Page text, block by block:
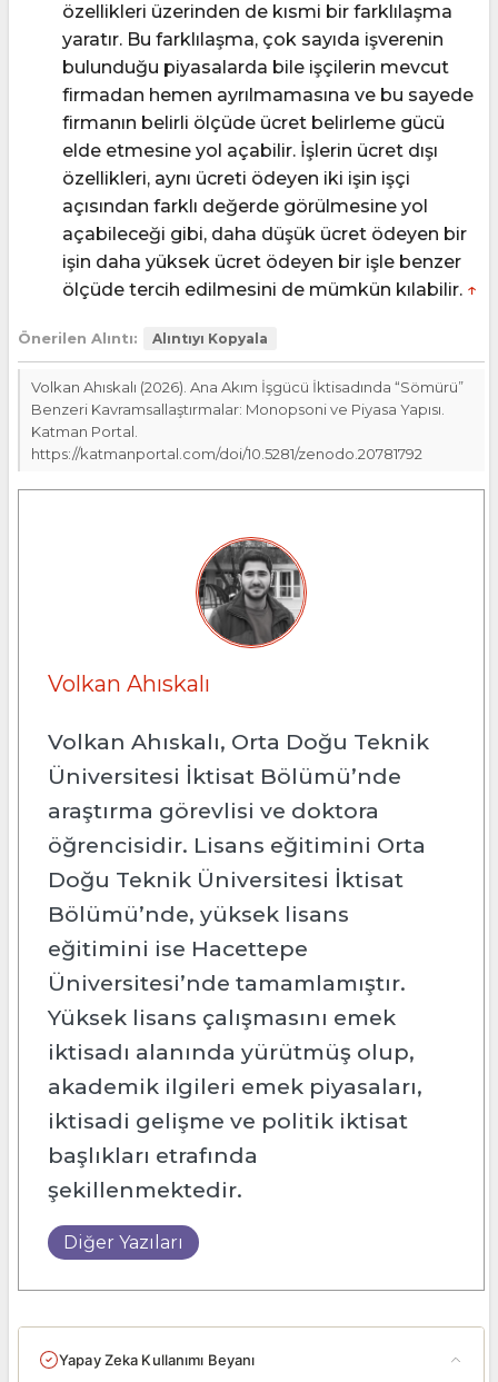
özellikleri üzerinden de kısmi bir farklılaşma
yaratır. Bu farklılaşma, çok sayıda işverenin
bulunduğu piyasalarda bile işçilerin mevcut
firmadan hemen ayrılmamasına ve bu sayede
firmanın belirli ölçüde ücret belirleme gücü
elde etmesine yol açabilir. İşlerin ücret dışı
özellikleri, aynı ücreti ödeyen iki işin işçi
açısından farklı değerde görülmesine yol
açabileceği gibi, daha düşük ücret ödeyen bir
işin daha yüksek ücret ödeyen bir işle benzer
ölçüde tercih edilmesini de mümkün kılabilir. ↑
Önerilen Alıntı: Alıntıyı Kopyala
Volkan Ahıskalı (2026). Ana Akım İşgücü İktisadında “Sömürü”
Benzeri Kavramsallaştırmalar: Monopsoni ve Piyasa Yapısı.
Katman Portal.
https://katmanportal.com/doi/10.5281/zenodo.20781792
Volkan Ahıskalı
Volkan Ahıskalı, Orta Doğu Teknik
Üniversitesi İktisat Bölümü’nde
araştırma görevlisi ve doktora
öğrencisidir. Lisans eğitimini Orta
Doğu Teknik Üniversitesi İktisat
Bölümü’nde, yüksek lisans
eğitimini ise Hacettepe
Üniversitesi’nde tamamlamıştır.
Yüksek lisans çalışmasını emek
iktisadı alanında yürütmüş olup,
akademik ilgileri emek piyasaları,
iktisadi gelişme ve politik iktisat
başlıkları etrafında
şekillenmektedir.
Diğer Yazıları
Yapay Zeka Kullanımı Beyanı